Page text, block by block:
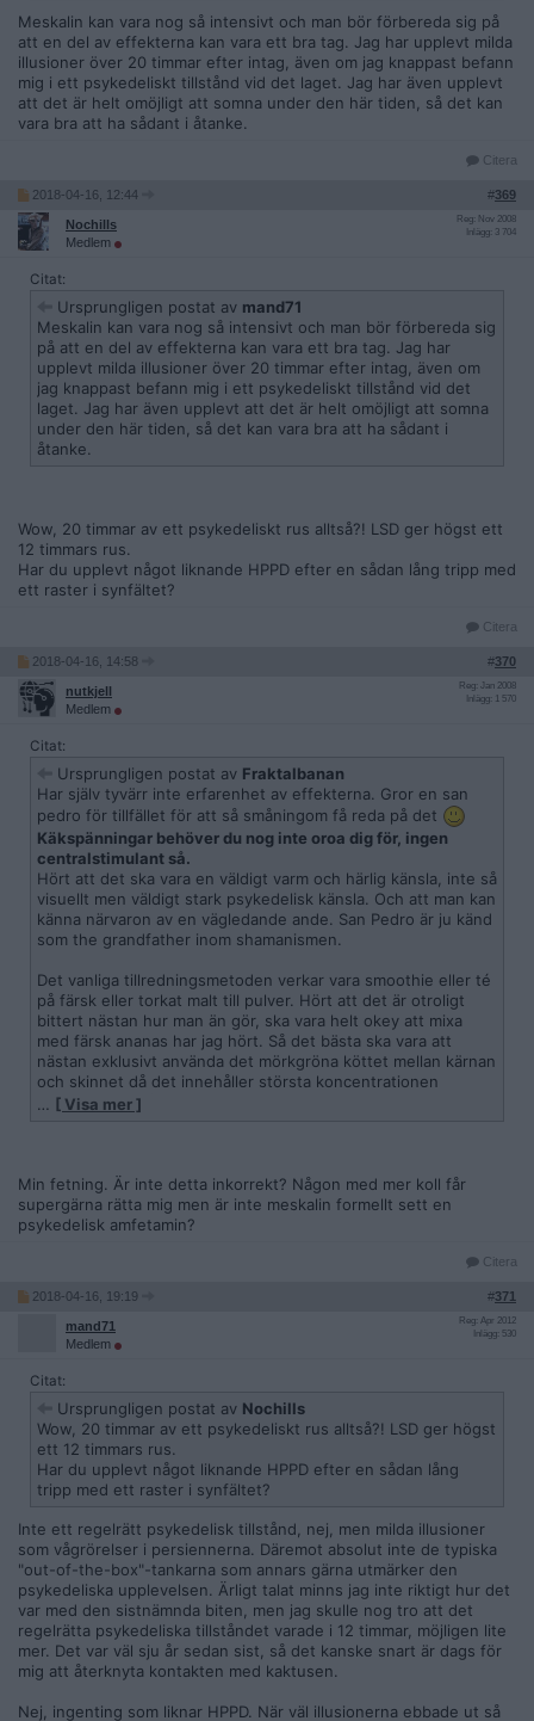
Meskalin kan vara nog så intensivt och man bör förbereda sig på
att en del av effekterna kan vara ett bra tag. Jag har upplevt milda
illusioner över 20 timmar efter intag, även om jag knappast befann
mig i ett psykedeliskt tillstånd vid det laget. Jag har även upplevt
att det är helt omöjligt att somna under den här tiden, så det kan
vara bra att ha sådant i åtanke.
Citera
2018-04-16, 12:44 #369
Nochills
Medlem
Reg: Nov 2008
Inlägg: 3 704
Citat:
Ursprungligen postat av mand71
Meskalin kan vara nog så intensivt och man bör förbereda sig
på att en del av effekterna kan vara ett bra tag. Jag har
upplevt milda illusioner över 20 timmar efter intag, även om
jag knappast befann mig i ett psykedeliskt tillstånd vid det
laget. Jag har även upplevt att det är helt omöjligt att somna
under den här tiden, så det kan vara bra att ha sådant i
åtanke.
Wow, 20 timmar av ett psykedeliskt rus alltså?! LSD ger högst ett
12 timmars rus.
Har du upplevt något liknande HPPD efter en sådan lång tripp med
ett raster i synfältet?
Citera
2018-04-16, 14:58 #370
nutkjell
Medlem
Reg: Jan 2008
Inlägg: 1 570
Citat:
Ursprungligen postat av Fraktalbanan
Har själv tyvärr inte erfarenhet av effekterna. Gror en san
pedro för tillfället för att så småningom få reda på det
Käkspänningar behöver du nog inte oroa dig för, ingen
centralstimulant så.
Hört att det ska vara en väldigt varm och härlig känsla, inte så
visuellt men väldigt stark psykedelisk känsla. Och att man kan
känna närvaron av en vägledande ande. San Pedro är ju känd
som the grandfather inom shamanismen.
Det vanliga tillredningsmetoden verkar vara smoothie eller té
på färsk eller torkat malt till pulver. Hört att det är otroligt
bittert nästan hur man än gör, ska vara helt okey att mixa
med färsk ananas har jag hört. Så det bästa ska vara att
nästan exklusivt använda det mörkgröna köttet mellan kärnan
och skinnet då det innehåller största koncentrationen
meskalin. Det får man lättast fram av koka upp yttre bitarna
… [ Visa mer ]
Min fetning. Är inte detta inkorrekt? Någon med mer koll får
supergärna rätta mig men är inte meskalin formellt sett en
psykedelisk amfetamin?
Citera
2018-04-16, 19:19 #371
mand71
Medlem
Reg: Apr 2012
Inlägg: 530
Citat:
Ursprungligen postat av Nochills
Wow, 20 timmar av ett psykedeliskt rus alltså?! LSD ger högst
ett 12 timmars rus.
Har du upplevt något liknande HPPD efter en sådan lång
tripp med ett raster i synfältet?
Inte ett regelrätt psykedelisk tillstånd, nej, men milda illusioner
som vågrörelser i persiennerna. Däremot absolut inte de typiska
"out-of-the-box"-tankarna som annars gärna utmärker den
psykedeliska upplevelsen. Ärligt talat minns jag inte riktigt hur det
var med den sistnämnda biten, men jag skulle nog tro att det
regelrätta psykedeliska tillståndet varade i 12 timmar, möjligen lite
mer. Det var väl sju år sedan sist, så det kanske snart är dags för
mig att återknyta kontakten med kaktusen.
Nej, ingenting som liknar HPPD. När väl illusionerna ebbade ut så